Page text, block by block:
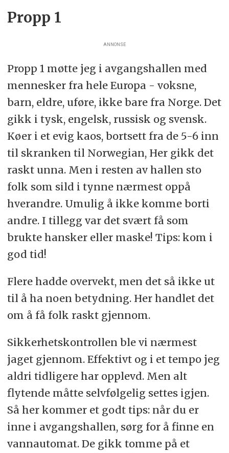
Propp 1
ANNONSE
Propp 1 møtte jeg i avgangshallen med
mennesker fra hele Europa - voksne,
barn, eldre, uføre, ikke bare fra Norge. Det
gikk i tysk, engelsk, russisk og svensk.
Køer i et evig kaos, bortsett fra de 5-6 inn
til skranken til Norwegian, Her gikk det
raskt unna. Men i resten av hallen sto
folk som sild i tynne nærmest oppå
hverandre. Umulig å ikke komme borti
andre. I tillegg var det svært få som
brukte hansker eller maske! Tips: kom i
god tid!
Flere hadde overvekt, men det så ikke ut
til å ha noen betydning. Her handlet det
om å få folk raskt gjennom.
Sikkerhetskontrollen ble vi nærmest
jaget gjennom. Effektivt og i et tempo jeg
aldri tidligere har opplevd. Men alt
flytende måtte selvfølgelig settes igjen.
Så her kommer et godt tips: når du er
inne i avgangshallen, sørg for å finne en
vannautomat. De gikk tomme på et